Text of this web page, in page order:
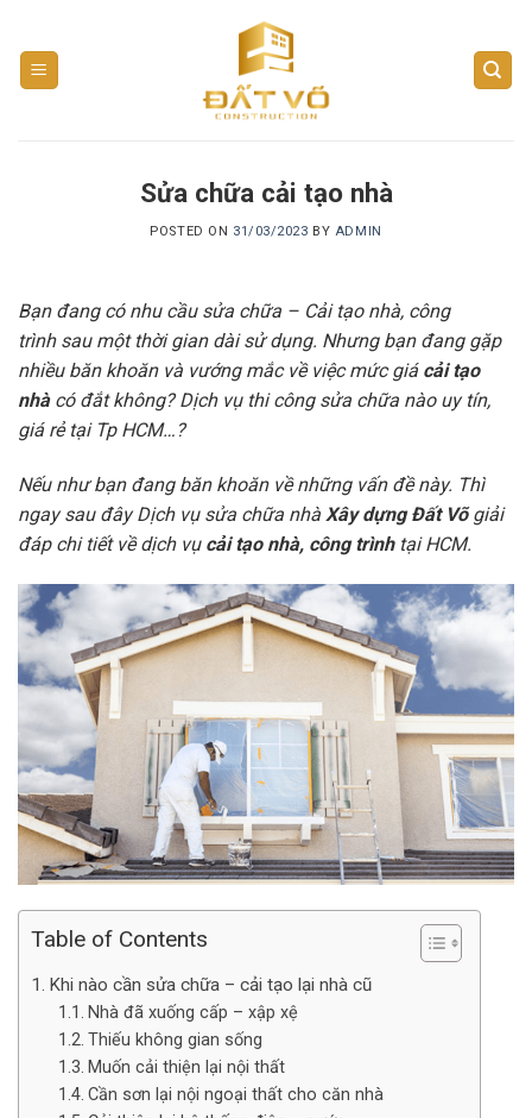
content
Sửa chữa cải tạo nhà
POSTED ON 31/03/2023 BY ADMIN
Bạn đang có nhu cầu sửa chữa – Cải tạo nhà, công
trình sau một thời gian dài sử dụng. Nhưng bạn đang gặp
nhiều băn khoăn và vướng mắc về việc mức giá cải tạo
nhàcó đắt không? Dịch vụ thi công sửa chữa nào uy tín,
giá rẻ tại Tp HCM…?
Nếu như bạn đang băn khoăn về những vấn đề này. Thì
ngay sau đây Dịch vụ sửa chữa nhà Xây dựng Đất Võgiải
đáp chi tiết về dịch vụ cải tạo nhà, công trình tại HCM.
Table of Contents
Khi nào cần sửa chữa – cải tạo lại nhà cũ
Nhà đã xuống cấp – xập xệ
Thiếu không gian sống
Muốn cải thiện lại nội thất
Cần sơn lại nội ngoại thất cho căn nhà